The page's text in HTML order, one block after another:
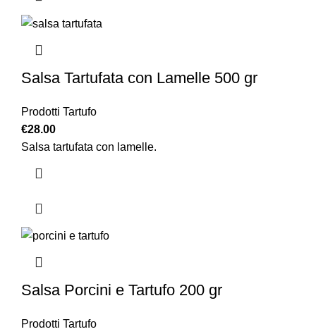
Salsa Tartufata con Lamelle 500 gr
Prodotti Tartufo
€28.00
Salsa tartufata con lamelle.
Salsa Porcini e Tartufo 200 gr
Prodotti Tartufo